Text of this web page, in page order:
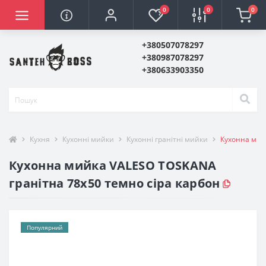
0 0 0
+380507078297
+380987078297
+380633903350
Кухня Кухонні мийки Кухонні гранітні мийки Кухонна
Кухонна мийка VALESO TOSKANA
гранітна 78х50 темно сіра карбон
Популярний